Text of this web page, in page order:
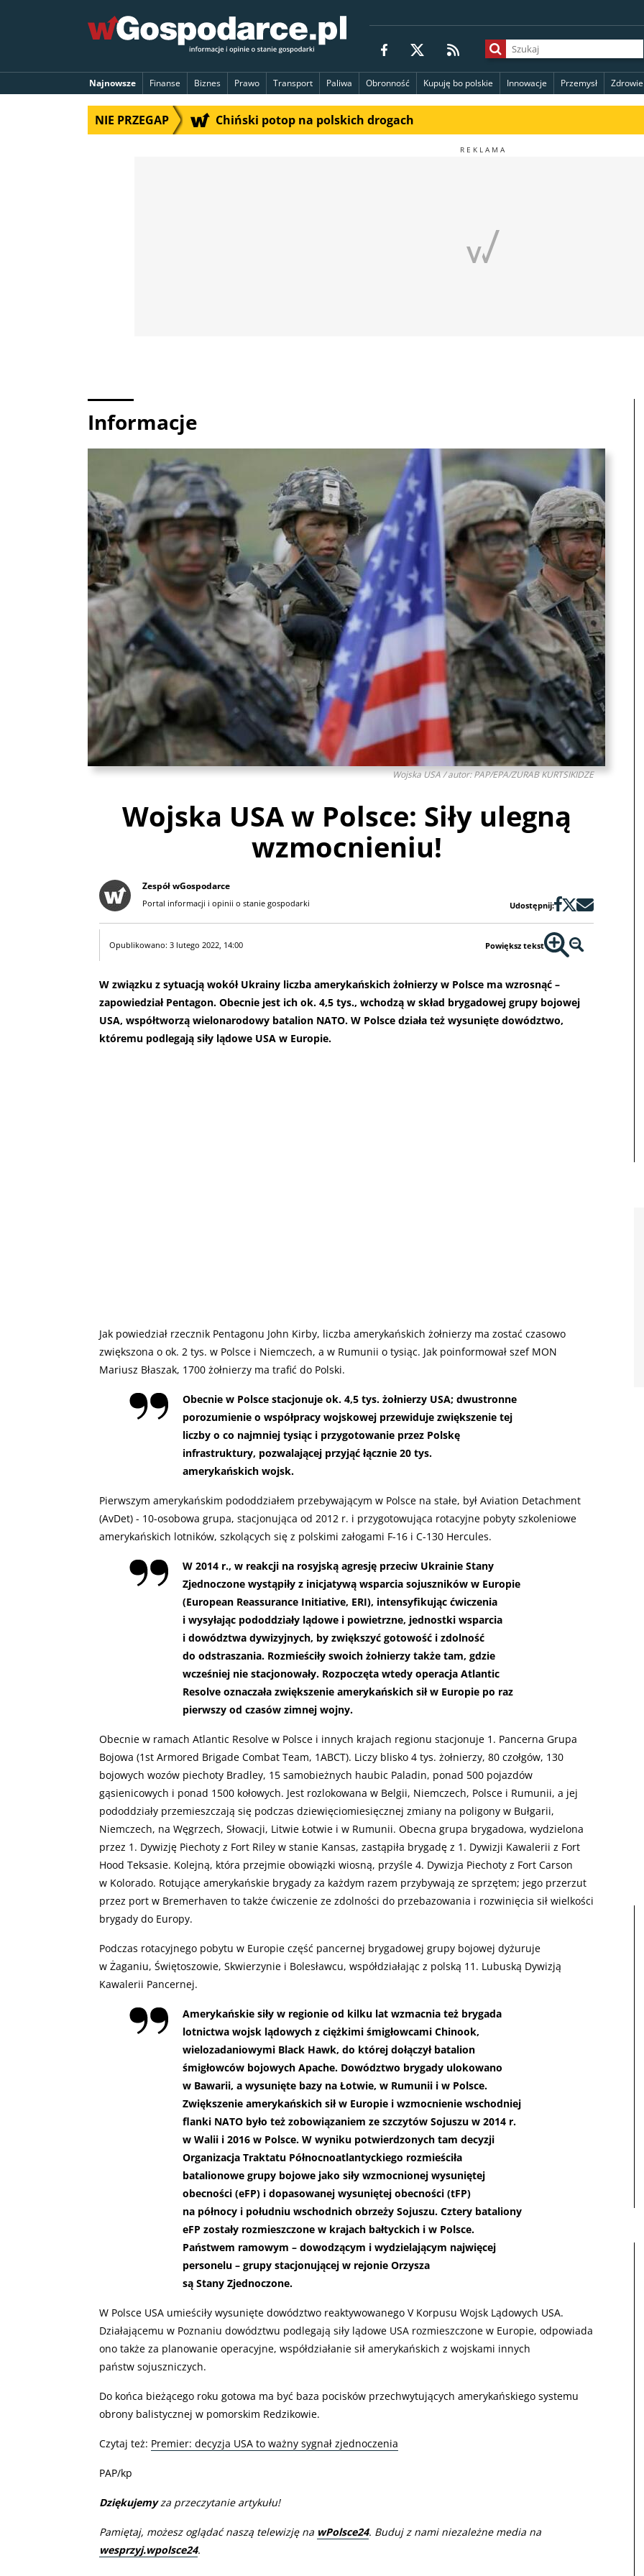
Najnowsze Finanse Biznes Prawo Transport Paliwa Obronność Kupuję bo polskie Innowacje Przemysł Zdrowie
NIE PRZEGAP Chiński potop na polskich drogach
Informacje
Wojska USA / autor: PAP/EPA/ZURAB KURTSIKIDZE
Wojska USA w Polsce: Siły ulegną
wzmocnieniu!
Zespół wGospodarce
Portal informacji i opinii o stanie gospodarki Udostępnij:
Opublikowano: 3 lutego 2022, 14:00 Powiększ tekst
W związku z sytuacją wokół Ukrainy liczba amerykańskich żołnierzy w Polsce ma wzrosnąć –
zapowiedział Pentagon. Obecnie jest ich ok. 4,5 tys., wchodzą w skład brygadowej grupy bojowej
USA, współtworzą wielonarodowy batalion NATO. W Polsce działa też wysunięte dowództwo,
któremu podlegają siły lądowe USA w Europie.
Jak powiedział rzecznik Pentagonu John Kirby, liczba amerykańskich żołnierzy ma zostać czasowo
zwiększona o ok. 2 tys. w Polsce i Niemczech, a w Rumunii o tysiąc. Jak poinformował szef MON
Mariusz Błaszak, 1700 żołnierzy ma trafić do Polski.
Obecnie w Polsce stacjonuje ok. 4,5 tys. żołnierzy USA; dwustronne
porozumienie o współpracy wojskowej przewiduje zwiększenie tej
liczby o co najmniej tysiąc i przygotowanie przez Polskę
infrastruktury, pozwalającej przyjąć łącznie 20 tys.
amerykańskich wojsk.
Pierwszym amerykańskim pododdziałem przebywającym w Polsce na stałe, był Aviation Detachment
(AvDet) - 10-osobowa grupa, stacjonująca od 2012 r. i przygotowująca rotacyjne pobyty szkoleniowe
amerykańskich lotników, szkolących się z polskimi załogami F-16 i C-130 Hercules.
W 2014 r., w reakcji na rosyjską agresję przeciw Ukrainie Stany
Zjednoczone wystąpiły z inicjatywą wsparcia sojuszników w Europie
(European Reassurance Initiative, ERI), intensyfikując ćwiczenia
i wysyłając pododdziały lądowe i powietrzne, jednostki wsparcia
i dowództwa dywizyjnych, by zwiększyć gotowość i zdolność
do odstraszania. Rozmieściły swoich żołnierzy także tam, gdzie
wcześniej nie stacjonowały. Rozpoczęta wtedy operacja Atlantic
Resolve oznaczała zwiększenie amerykańskich sił w Europie po raz
pierwszy od czasów zimnej wojny.
Obecnie w ramach Atlantic Resolve w Polsce i innych krajach regionu stacjonuje 1. Pancerna Grupa
Bojowa (1st Armored Brigade Combat Team, 1ABCT). Liczy blisko 4 tys. żołnierzy, 80 czołgów, 130
bojowych wozów piechoty Bradley, 15 samobieżnych haubic Paladin, ponad 500 pojazdów
gąsienicowych i ponad 1500 kołowych. Jest rozlokowana w Belgii, Niemczech, Polsce i Rumunii, a jej
pododdziały przemieszczają się podczas dziewięciomiesięcznej zmiany na poligony w Bułgarii,
Niemczech, na Węgrzech, Słowacji, Litwie Łotwie i w Rumunii. Obecna grupa brygadowa, wydzielona
przez 1. Dywizję Piechoty z Fort Riley w stanie Kansas, zastąpiła brygadę z 1. Dywizji Kawalerii z Fort
Hood Teksasie. Kolejną, która przejmie obowiązki wiosną, przyśle 4. Dywizja Piechoty z Fort Carson
w Kolorado. Rotujące amerykańskie brygady za każdym razem przybywają ze sprzętem; jego przerzut
przez port w Bremerhaven to także ćwiczenie ze zdolności do przebazowania i rozwinięcia sił wielkości
brygady do Europy.
Podczas rotacyjnego pobytu w Europie część pancernej brygadowej grupy bojowej dyżuruje
w Żaganiu, Świętoszowie, Skwierzynie i Bolesławcu, współdziałając z polską 11. Lubuską Dywizją
Kawalerii Pancernej.
Amerykańskie siły w regionie od kilku lat wzmacnia też brygada
lotnictwa wojsk lądowych z ciężkimi śmigłowcami Chinook,
wielozadaniowymi Black Hawk, do której dołączył batalion
śmigłowców bojowych Apache. Dowództwo brygady ulokowano
w Bawarii, a wysunięte bazy na Łotwie, w Rumunii i w Polsce.
Zwiększenie amerykańskich sił w Europie i wzmocnienie wschodniej
flanki NATO było też zobowiązaniem ze szczytów Sojuszu w 2014 r.
w Walii i 2016 w Polsce. W wyniku potwierdzonych tam decyzji
Organizacja Traktatu Północnoatlantyckiego rozmieściła
batalionowe grupy bojowe jako siły wzmocnionej wysuniętej
obecności (eFP) i dopasowanej wysuniętej obecności (tFP)
na północy i południu wschodnich obrzeży Sojuszu. Cztery bataliony
eFP zostały rozmieszczone w krajach bałtyckich i w Polsce.
Państwem ramowym – dowodzącym i wydzielającym najwięcej
personelu – grupy stacjonującej w rejonie Orzysza
są Stany Zjednoczone.
W Polsce USA umieściły wysunięte dowództwo reaktywowanego V Korpusu Wojsk Lądowych USA.
Działającemu w Poznaniu dowództwu podlegają siły lądowe USA rozmieszczone w Europie, odpowiada
ono także za planowanie operacyjne, współdziałanie sił amerykańskich z wojskami innych
państw sojuszniczych.
Do końca bieżącego roku gotowa ma być baza pocisków przechwytujących amerykańskiego systemu
obrony balistycznej w pomorskim Redzikowie.
Czytaj też: Premier: decyzja USA to ważny sygnał zjednoczenia
PAP/kp
Dziękujemyza przeczytanie artykułu!
Pamiętaj, możesz oglądać naszą telewizję na wPolsce24. Buduj z nami niezależne media na
wesprzyj.wpolsce24.